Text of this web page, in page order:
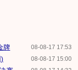
08-08-17 17:53
牌
08-08-17 15:00